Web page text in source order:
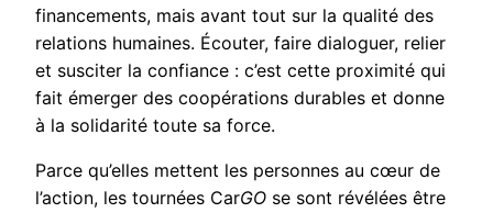
financements, mais avant tout sur la qualité des
relations humaines. Écouter, faire dialoguer, relier
et susciter la confiance : c’est cette proximité qui
fait émerger des coopérations durables et donne
à la solidarité toute sa force.
Parce qu’elles mettent les personnes au cœur de
l’action, les tournées CarGO se sont révélées être